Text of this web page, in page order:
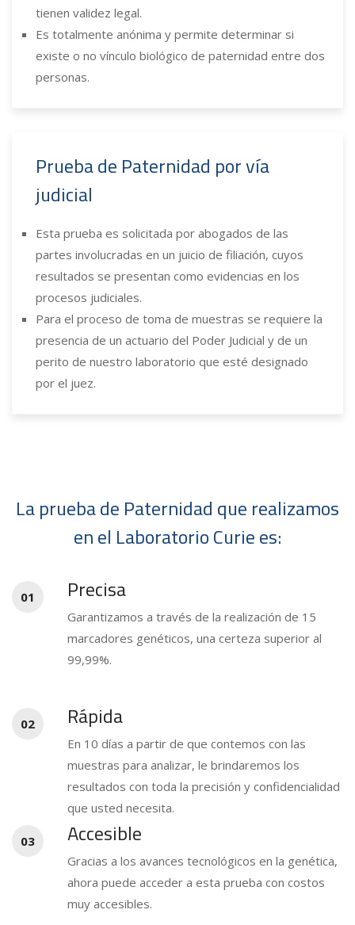
tienen validez legal.
Es totalmente anónima y permite determinar si
existe o no vínculo biológico de paternidad entre dos
personas.
Prueba de Paternidad por vía
judicial
Esta prueba es solicitada por abogados de las
partes involucradas en un juicio de filiación, cuyos
resultados se presentan como evidencias en los
procesos judiciales.
Para el proceso de toma de muestras se requiere la
presencia de un actuario del Poder Judicial y de un
perito de nuestro laboratorio que esté designado
por el juez.
La prueba de Paternidad que realizamos
en el Laboratorio Curie es:
01 Precisa
Garantizamos a través de la realización de 15
marcadores genéticos, una certeza superior al
99,99%.
02 Rápida
En 10 días a partir de que contemos con las
muestras para analizar, le brindaremos los
resultados con toda la precisión y confidencialidad
que usted necesita.
03 Accesible
Gracias a los avances tecnológicos en la genética,
ahora puede acceder a esta prueba con costos
muy accesibles.